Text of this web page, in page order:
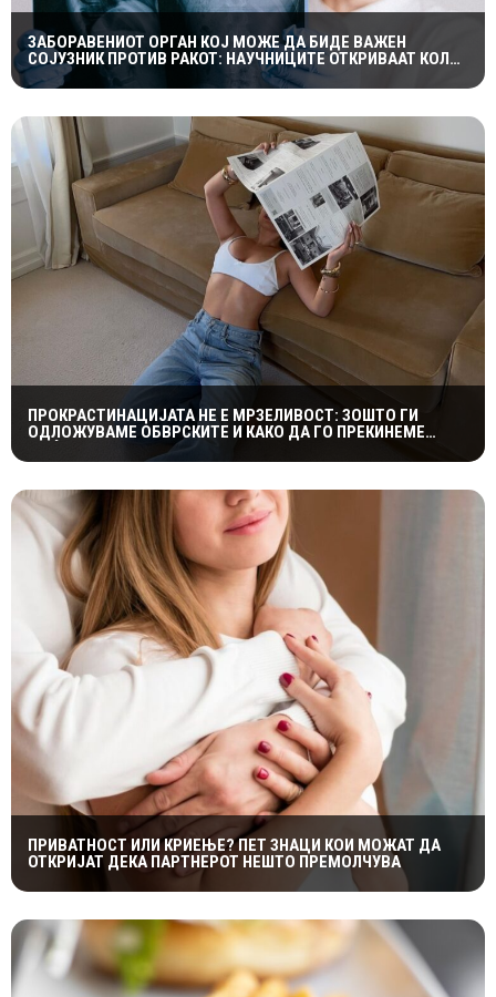
ЗАБОРАВЕНИОТ ОРГАН КОЈ МОЖЕ ДА БИДЕ ВАЖЕН
СОЈУЗНИК ПРОТИВ РАКОТ: НАУЧНИЦИТЕ ОТКРИВААТ КОЛКУ
Е ЗНАЧАЕН ТИМУСОТ
ПРОКРАСТИНАЦИЈАТА НЕ Е МРЗЕЛИВОСТ: ЗОШТО ГИ
ОДЛОЖУВАМЕ ОБВРСКИТЕ И КАКО ДА ГО ПРЕКИНЕМЕ
МАЃЕПСАНИОТ КРУГ
ПРИВАТНОСТ ИЛИ КРИЕЊЕ? ПЕТ ЗНАЦИ КОИ МОЖАТ ДА
ОТКРИЈАТ ДЕКА ПАРТНЕРОТ НЕШТО ПРЕМОЛЧУВА